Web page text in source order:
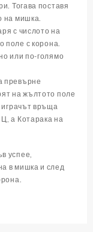
Тогава поставя
на мишка.
с числото на
поле с корона.
или по-голямо
превърне
на жълтото поле
връща
а Котарака на
успее,
в мишка и след